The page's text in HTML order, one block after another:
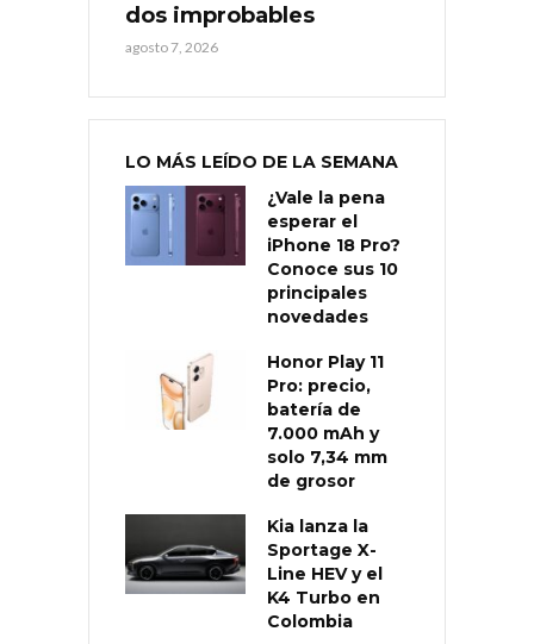
dos improbables
agosto 7, 2026
LO MÁS LEÍDO DE LA SEMANA
¿Vale la pena
esperar el
iPhone 18 Pro?
Conoce sus 10
principales
novedades
Honor Play 11
Pro: precio,
batería de
7.000 mAh y
solo 7,34 mm
de grosor
Kia lanza la
Sportage X-
Line HEV y el
K4 Turbo en
Colombia